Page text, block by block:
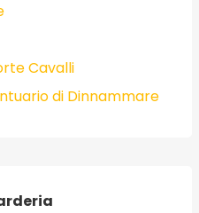
Cavalli
di Dinnammare